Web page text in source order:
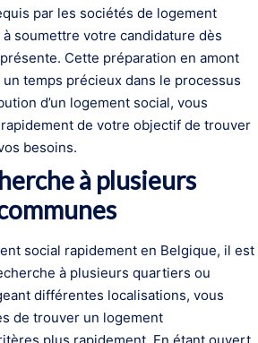
par les sociétés de logement
soumettre votre candidature dès
Cette préparation en amont
temps précieux dans le processus
d’un logement social, vous
de votre objectif de trouver
besoins.
à plusieurs
social rapidement en Belgique, il est
à plusieurs quartiers ou
différentes localisations, vous
de trouver un logement